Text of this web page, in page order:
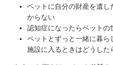
ペットに自分の財産を遺
からない
認知症になったらペット
ペットとずっと一緒に暮
施設に入るときはどうした